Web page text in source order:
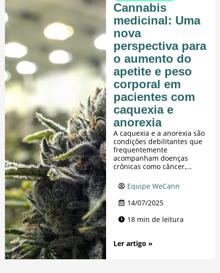
Cannabis
medicinal: Uma
nova
perspectiva para
o aumento do
apetite e peso
corporal em
pacientes com
caquexia e
anorexia
A caquexia e a anorexia são
condições debilitantes que
frequentemente
acompanham doenças
crônicas como câncer,...
Equipe WeCann
14/07/2025
18 min de leitura
Ler artigo »